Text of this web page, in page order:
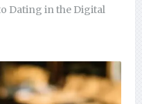
Dating in the Digital